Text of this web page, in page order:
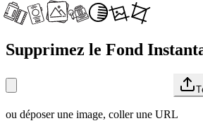
Supprimez le Fond
ou déposer une image, coller une URL